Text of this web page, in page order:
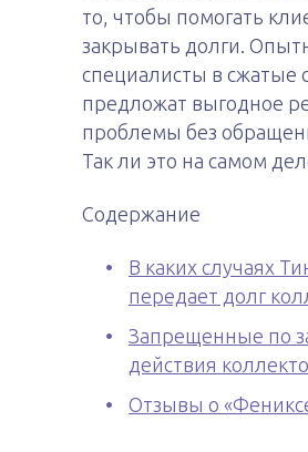
то, чтобы помогать
закрывать долги.
специалисты в сжатые
предложат выгодное
проблемы без
Так ли это на самом
Содержание
В каких случаях
передает долг
Запрещенные по
действия
Отзывы о